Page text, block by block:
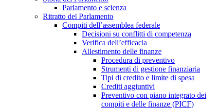
Parlamento e scienza
Ritratto del Parlamento
Compiti dell’assemblea federale
Decisioni su conflitti di competenza
Verifica dell’efficacia
Allestimento delle finanze
Procedura di preventivo
Strumenti di gestione finanziaria
Tipi di credito e limite di spesa
Crediti aggiuntivi
Preventivo con piano integrato dei
compiti e delle finanze (PICF)